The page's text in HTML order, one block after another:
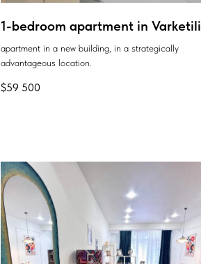
1-bedroom apartment in Varketili
apartment in a new building, in a strategically
advantageous location.
$59 500